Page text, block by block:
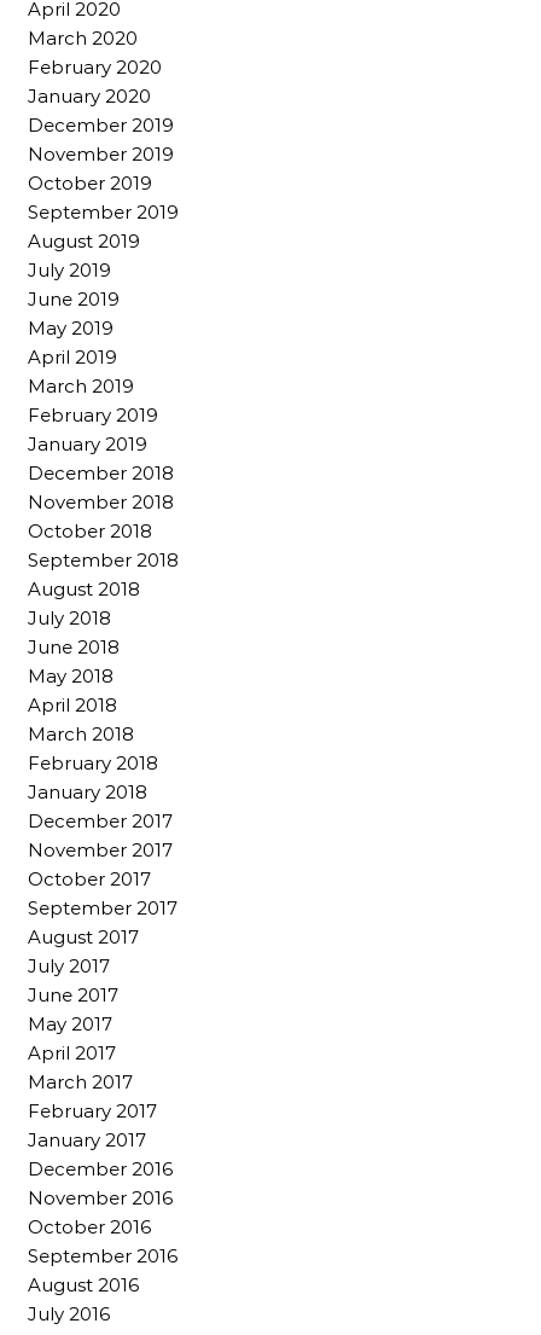
April 2020
March 2020
February 2020
January 2020
December 2019
November 2019
October 2019
September 2019
August 2019
July 2019
June 2019
May 2019
April 2019
March 2019
February 2019
January 2019
December 2018
November 2018
October 2018
September 2018
August 2018
July 2018
June 2018
May 2018
April 2018
March 2018
February 2018
January 2018
December 2017
November 2017
October 2017
September 2017
August 2017
July 2017
June 2017
May 2017
April 2017
March 2017
February 2017
January 2017
December 2016
November 2016
October 2016
September 2016
August 2016
July 2016